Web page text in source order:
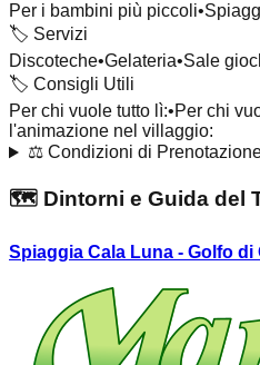
Per i bambini più piccoli•
🏷️ Servizi
Discoteche•Gelateria•Sale
🏷️ Consigli Utili
Per chi vuole tutto lì:•Per chi
l'animazione nel villaggio:
⚖️ Condizioni di
🗺️ Dintorni e Guida del
Spiaggia Cala Luna - Golfo di